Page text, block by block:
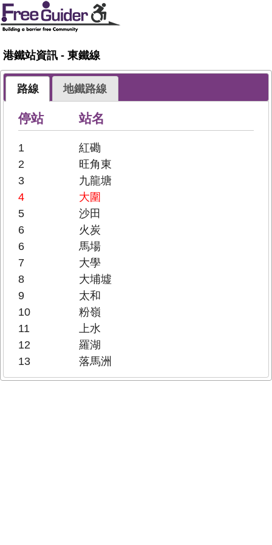
港鐵站資訊 - 東鐵線
路線 地鐵路線
停站 站名
1
紅磡
2
旺角東
3
九龍塘
4
大圍
5
沙田
6
火炭
6
馬場
7
大學
8
大埔墟
9
太和
10
粉嶺
11
上水
12
羅湖
13
落馬洲